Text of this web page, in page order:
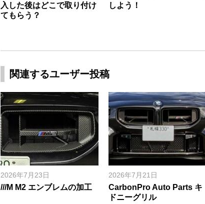
入した後はどこで取り付け
てもらう？
しよう！
関連するユーザー投稿
2026年7月23日
///M M2 エンブレムの加工
2026年7月21日
CarbonPro Auto Parts キ
ドニーグリル